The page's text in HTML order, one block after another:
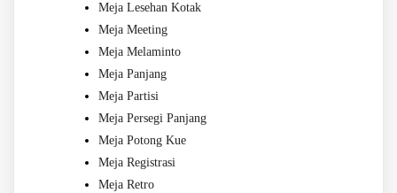
Meja Lesehan Kotak
Meja Meeting
Meja Melaminto
Meja Panjang
Meja Partisi
Meja Persegi Panjang
Meja Potong Kue
Meja Registrasi
Meja Retro